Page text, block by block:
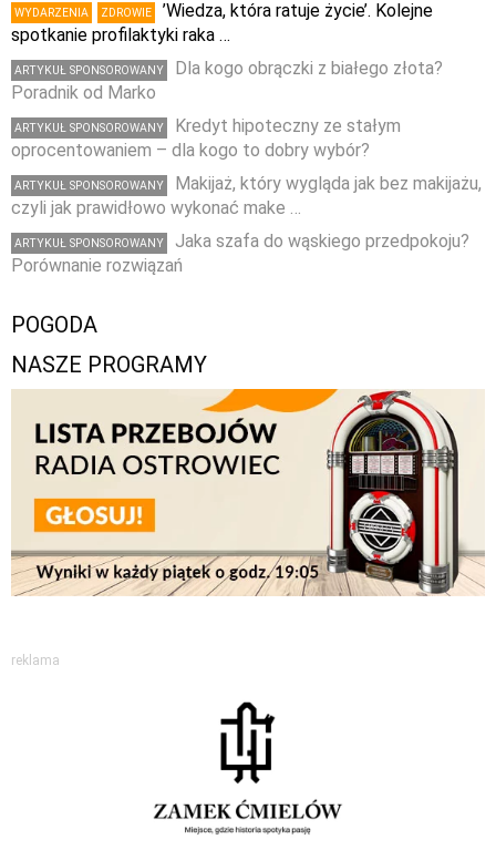
WYDARZENIA ZDROWIE
’Wiedza, która ratuje życie’. Kolejne
spotkanie profilaktyki raka …
ARTYKUŁ SPONSOROWANY
Dla kogo obrączki z białego złota?
Poradnik od Marko
ARTYKUŁ SPONSOROWANY
Kredyt hipoteczny ze stałym
oprocentowaniem – dla kogo to dobry wybór?
ARTYKUŁ SPONSOROWANY
Makijaż, który wygląda jak bez makijażu,
czyli jak prawidłowo wykonać make …
ARTYKUŁ SPONSOROWANY
Jaka szafa do wąskiego przedpokoju?
Porównanie rozwiązań
POGODA
NASZE PROGRAMY
reklama